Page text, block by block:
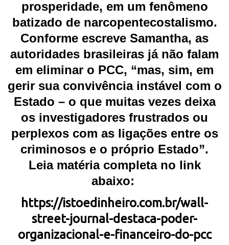
prosperidade, em um fenômeno
batizado de narcopentecostalismo.
Conforme escreve Samantha, as
autoridades brasileiras já não falam
em eliminar o PCC, “mas, sim, em
gerir sua convivência instável com o
Estado – o que muitas vezes deixa
os investigadores frustrados ou
perplexos com as ligações entre os
criminosos e o próprio Estado”.
Leia matéria completa no link
abaixo:
https://istoedinheiro.com.br/wall-
street-journal-destaca-poder-
organizacional-e-financeiro-do-pcc